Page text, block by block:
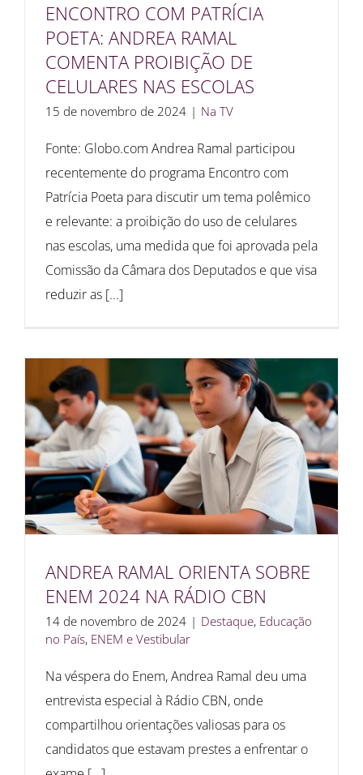
ENCONTRO COM PATRÍCIA
POETA: ANDREA RAMAL
COMENTA PROIBIÇÃO DE
CELULARES NAS ESCOLAS
15 de novembro de 2024 | Na TV
Fonte: Globo.com Andrea Ramal participou
recentemente do programa Encontro com
Patrícia Poeta para discutir um tema polêmico
e relevante: a proibição do uso de celulares
nas escolas, uma medida que foi aprovada pela
Comissão da Câmara dos Deputados e que visa
reduzir as [...]
ANDREA RAMAL ORIENTA SOBRE
ENEM 2024 NA RÁDIO CBN
14 de novembro de 2024 | Destaque, Educação
no País, ENEM e Vestibular
Na véspera do Enem, Andrea Ramal deu uma
entrevista especial à Rádio CBN, onde
compartilhou orientações valiosas para os
candidatos que estavam prestes a enfrentar o